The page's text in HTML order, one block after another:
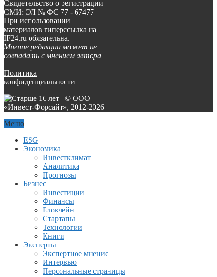
Свидетельство о регистрации
СМИ: ЭЛ № ФС 77 - 67477
При использовании
материалов гиперссылка на
IF24.ru обязательна.
Мнение редакции может не
совпадать с мнением автора
Политика
конфиденциальности
© ООО
«Инвест-Форсайт», 2012-2026
Меню
ESG
Экономика
Инвестклимат
Аналитика
Прогнозы
Бизнес
Инвестиции
Финансы
Блокчейн
Стартапы
Технологии
Книги
Эксперты
Экспертное мнение
Интервью
Персональные страницы